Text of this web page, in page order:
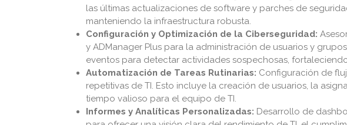
las últimas actualizaciones de software y parches de
manteniendo la infraestructura robusta.
Configuración y Optimización de la Ciberseguridad:
y ADManager Plus para la administración de usuarios y
eventos para detectar actividades sospechosas,
Automatización de Tareas Rutinarias: Configuración de
repetitivas de TI. Esto incluye la creación de usuarios, la
tiempo valioso para el equipo de TI.
Informes y Analíticas Personalizadas: Desarrollo de